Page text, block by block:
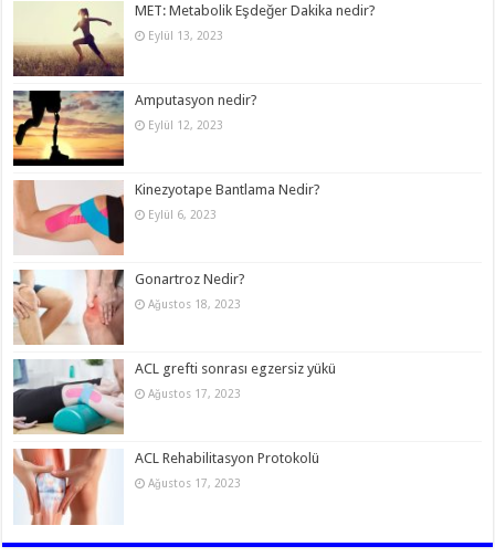
MET: Metabolik Eşdeğer Dakika nedir?
Eylül 13, 2023
Amputasyon nedir?
Eylül 12, 2023
Kinezyotape Bantlama Nedir?
Eylül 6, 2023
Gonartroz Nedir?
Ağustos 18, 2023
ACL grefti sonrası egzersiz yükü
Ağustos 17, 2023
ACL Rehabilitasyon Protokolü
Ağustos 17, 2023